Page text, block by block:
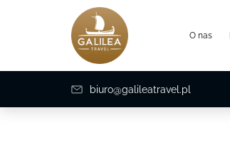
biuro@galileatravel.pl
O nas